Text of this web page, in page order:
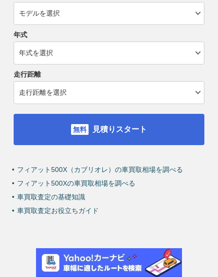
年式
走行距離
見積りスタート
フィアット500X（カブリオレ）の車買取相場を調べる
フィアット500Xの車買取相場を調べる
車買取査定の基礎知識
車買取査定お役立ちガイド